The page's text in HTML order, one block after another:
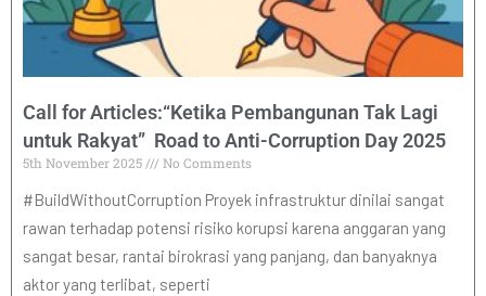
Call for Articles:“Ketika Pembangunan Tak Lagi
untuk Rakyat” Road to Anti-Corruption Day 2025
5th November 2025 No Comments
#BuildWithoutCorruption Proyek infrastruktur dinilai sangat
rawan terhadap potensi risiko korupsi karena anggaran yang
sangat besar, rantai birokrasi yang panjang, dan banyaknya
aktor yang terlibat, seperti